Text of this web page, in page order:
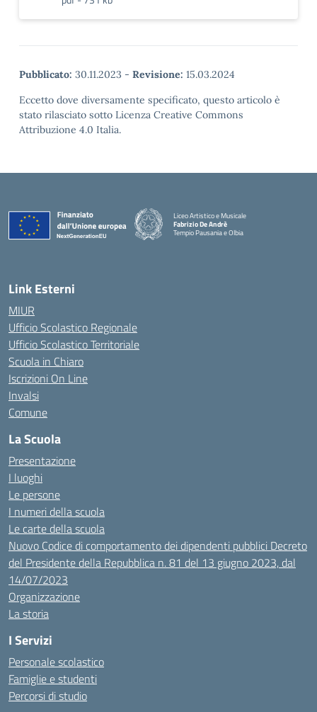
Pubblicato: 30.11.2023 - Revisione: 15.03.2024
Eccetto dove diversamente specificato, questo articolo è
stato rilasciato sotto Licenza Creative Commons
Attribuzione 4.0 Italia.
Liceo Artistico e Musicale
Fabrizio De Andrè
Tempio Pausania e Olbia
— Visita la pagina iniziale della scuola
Link Esterni
MIUR
Ufficio Scolastico Regionale
Ufficio Scolastico Territoriale
Scuola in Chiaro
Iscrizioni On Line
Invalsi
Comune
La Scuola
Presentazione
I luoghi
Le persone
I numeri della scuola
Le carte della scuola
Nuovo Codice di comportamento dei dipendenti pubblici Decreto
del Presidente della Repubblica n. 81 del 13 giugno 2023, dal
14/07/2023
Organizzazione
La storia
I Servizi
Personale scolastico
Famiglie e studenti
Percorsi di studio